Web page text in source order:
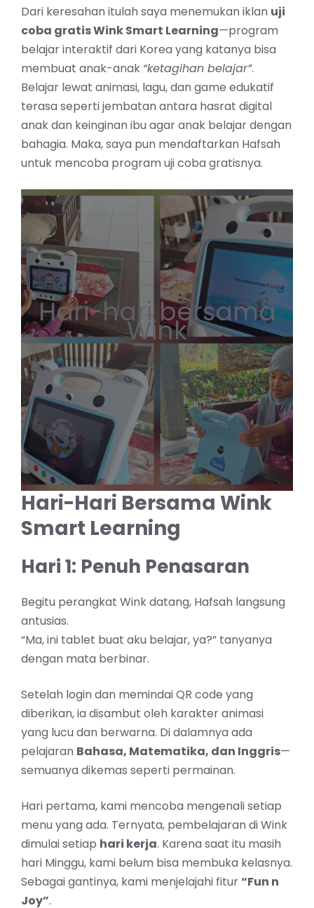
Dari keresahan itulah saya menemukan iklan uji
coba gratis Wink Smart Learning—program
belajar interaktif dari Korea yang katanya bisa
membuat anak-anak “ketagihan belajar”.
Belajar lewat animasi, lagu, dan game edukatif
terasa seperti jembatan antara hasrat digital
anak dan keinginan ibu agar anak belajar dengan
bahagia. Maka, saya pun mendaftarkan Hafsah
untuk mencoba program uji coba gratisnya.
Hari-hari bersama
Wink
Hari-Hari Bersama Wink
Smart Learning
Hari 1: Penuh Penasaran
Begitu perangkat Wink datang, Hafsah langsung
antusias.
“Ma, ini tablet buat aku belajar, ya?” tanyanya
dengan mata berbinar.
Setelah login dan memindai QR code yang
diberikan, ia disambut oleh karakter animasi
yang lucu dan berwarna. Di dalamnya ada
pelajaran Bahasa, Matematika, dan Inggris—
semuanya dikemas seperti permainan.
Hari pertama, kami mencoba mengenali setiap
menu yang ada. Ternyata, pembelajaran di Wink
dimulai setiap hari kerja. Karena saat itu masih
hari Minggu, kami belum bisa membuka kelasnya.
Sebagai gantinya, kami menjelajahi fitur“Fun n
Joy”.